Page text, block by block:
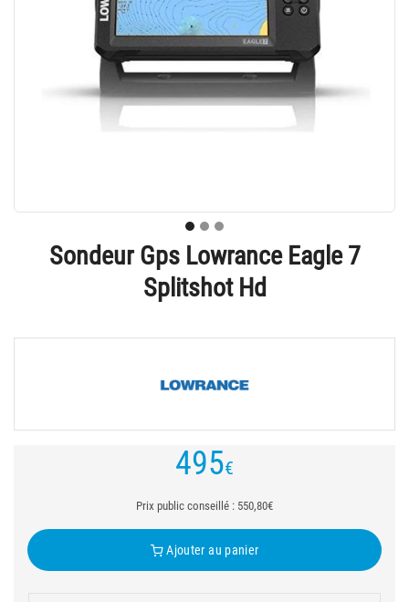
Sondeur Gps Lowrance Eagle 7
Splitshot Hd
495€
Prix public conseillé : 550,80€
Ajouter au panier